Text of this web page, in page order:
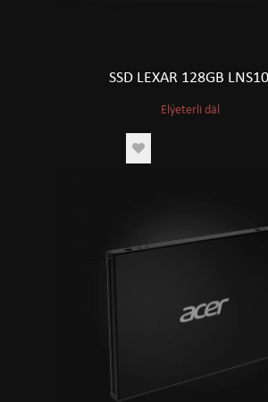
SSD LEXAR 128GB
Elýeterli däl